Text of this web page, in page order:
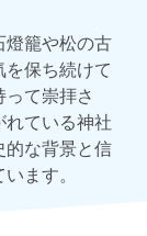
燈籠や松の古
保ち続けて
て崇拝さ
ている神社
的な背景と信
ます。